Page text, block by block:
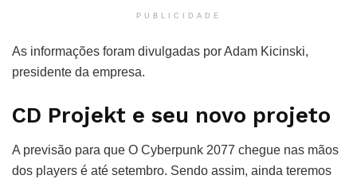
PUBLICIDADE
As informações foram divulgadas por Adam Kicinski,
presidente da empresa.
CD Projekt e seu novo projeto
A previsão para que O Cyberpunk 2077 chegue nas mãos
dos players é até setembro. Sendo assim, ainda teremos